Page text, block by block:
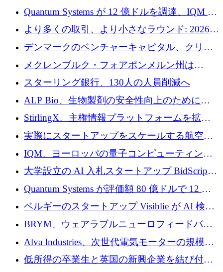
との提携で軍用ドローンにソフトウェアファ
ースト戦略を採用
Quantum Systems が 12 億ドルを調達、IQM が
米国の主要取引所で初の欧州量子企業とな
る、6 月に欧州のスタートアップ資金調達
より多くの取引、より小さなラウンド: 2026
年 6 月に欧州のスタートアップ資金調達
デンマークのベンチャーキャピタル、クリメ
ンタム・キャピタルが気候変動対策ハードウ
ェア投資として初回クローズで6,000万ユーロ
を確保
メクレンブルク・フォアポンメルン州は
Nextcloud を州全体に展開し、オープンソース
戦略を拡大
スターリング銀行、130人の人員削減へ
ALP Bio、生物製剤の安全性向上のために
Venture Kick から 16 万 1,000 ユーロを調達
StirlingX、主権情報プラットフォームを拡張
するためにシリーズ A で 2,000 万ドルを確保
実際にスタートアップをスケールする航空イ
ノベーション モデルを学ぶ
IQM、ヨーロッパの量子コンピューティング
企業として初めて米国の主要取引所に上場
大学設立の AI 入札スタートアップ BidScript
がプレシード資金総額 100 万ドルを突破
Quantum Systems が評価額 80 億ドルで 12 億
ドルを調達
ベルギーのスタートアップ Visiblie が AI 検索
の可視化のために 50 万ユーロを調達
BRYM、ウェアラブルニューロフィードバッ
クプラットフォームの開発に65万ユーロを確
Alva Industries、次世代電気モーターの規模拡
大に 1,600 万ユーロを調達
低所得の卒業生と英国の新興企業を結び付け